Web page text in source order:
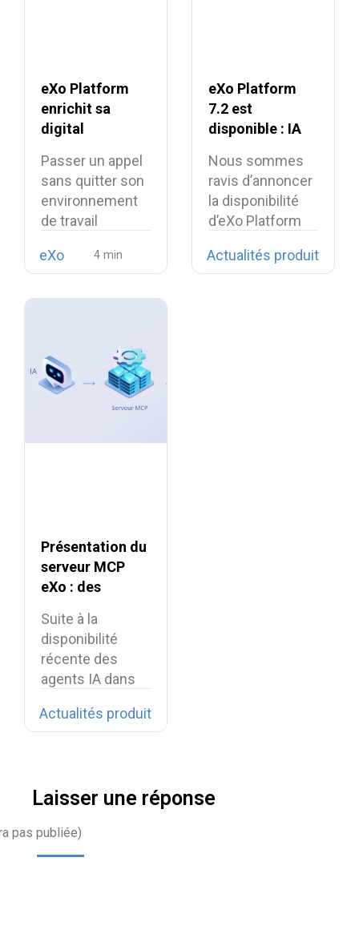
eXo Platform
enrichit sa
digital
la softphonie
open source
Linphone
Passer un appel
sans quitter son
environnement
de travail
désormais…
eXo
eXo Platform
7.2 est
disponible : IA
digital
workplace plus
unifiée
Nous sommes
ravis d’annoncer
la disponibilité
d’eXo Platform
Actualités produit
Présentation du
serveur MCP
eXo : des
sécurisées pour
la digital
workplace
Suite à la
disponibilité
récente des
agents IA dans
nous…
Actualités produit
Laisser une réponse
pas publiée)